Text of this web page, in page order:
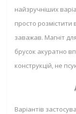
найзручніших
просто
заважав. Магніт
брусок акуратно
конструкцій, не
Варіантів